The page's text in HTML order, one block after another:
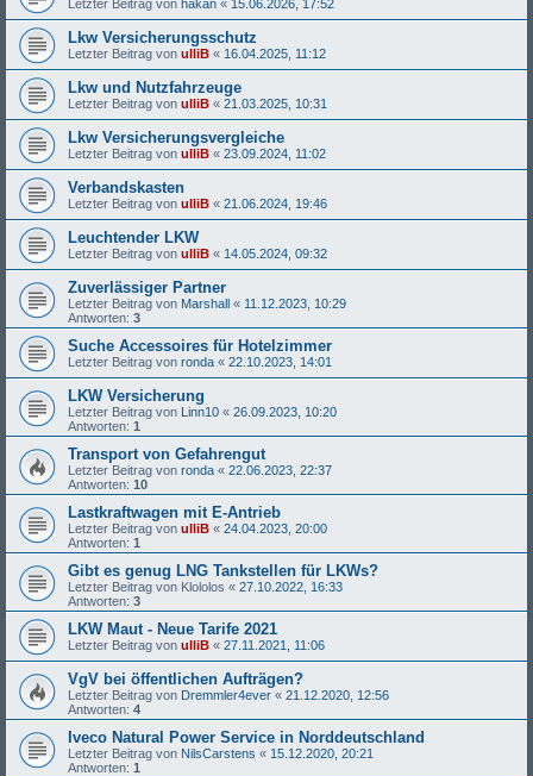
Letzter Beitrag von hakan « 15.06.2026, 17:52
Lkw Versicherungsschutz
Letzter Beitrag von ulliB « 16.04.2025, 11:12
Lkw und Nutzfahrzeuge
Letzter Beitrag von ulliB « 21.03.2025, 10:31
Lkw Versicherungsvergleiche
Letzter Beitrag von ulliB « 23.09.2024, 11:02
Verbandskasten
Letzter Beitrag von ulliB « 21.06.2024, 19:46
Leuchtender LKW
Letzter Beitrag von ulliB « 14.05.2024, 09:32
Zuverlässiger Partner
Letzter Beitrag von Marshall « 11.12.2023, 10:29
Antworten: 3
Suche Accessoires für Hotelzimmer
Letzter Beitrag von ronda « 22.10.2023, 14:01
LKW Versicherung
Letzter Beitrag von Linn10 « 26.09.2023, 10:20
Antworten: 1
Transport von Gefahrengut
Letzter Beitrag von ronda « 22.06.2023, 22:37
Antworten: 10
Lastkraftwagen mit E-Antrieb
Letzter Beitrag von ulliB « 24.04.2023, 20:00
Antworten: 1
Gibt es genug LNG Tankstellen für LKWs?
Letzter Beitrag von Klololos « 27.10.2022, 16:33
Antworten: 3
LKW Maut - Neue Tarife 2021
Letzter Beitrag von ulliB « 27.11.2021, 11:06
VgV bei öffentlichen Aufträgen?
Letzter Beitrag von Dremmler4ever « 21.12.2020, 12:56
Antworten: 4
Iveco Natural Power Service in Norddeutschland
Letzter Beitrag von NilsCarstens « 15.12.2020, 20:21
Antworten: 1